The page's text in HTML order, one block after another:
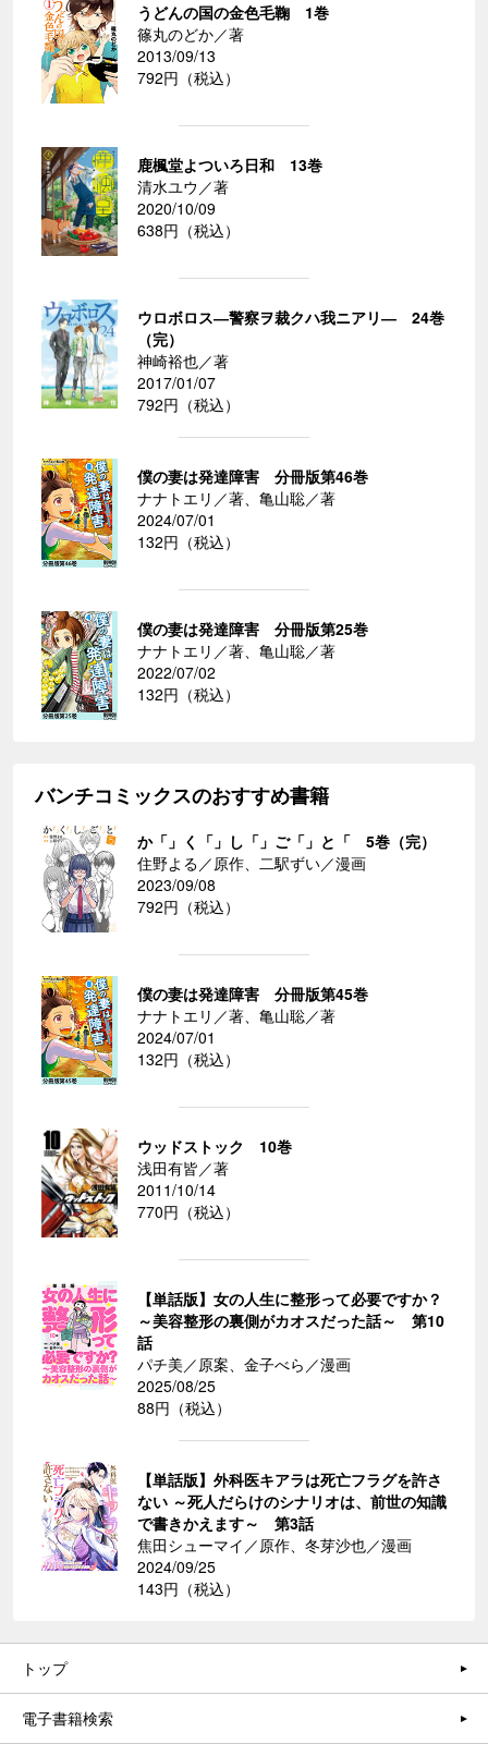
うどんの国の金色毛鞠 1巻
篠丸のどか／著
2013/09/13
792円（税込）
鹿楓堂よついろ日和 13巻
清水ユウ／著
2020/10/09
638円（税込）
ウロボロス―警察ヲ裁クハ我ニアリ― 24巻
（完）
神崎裕也／著
2017/01/07
792円（税込）
僕の妻は発達障害 分冊版第46巻
ナナトエリ／著、亀山聡／著
2024/07/01
132円（税込）
僕の妻は発達障害 分冊版第25巻
ナナトエリ／著、亀山聡／著
2022/07/02
132円（税込）
バンチコミックスのおすすめ書籍
か「」く「」し「」ご「」と「 5巻（完）
住野よる／原作、二駅ずい／漫画
2023/09/08
792円（税込）
僕の妻は発達障害 分冊版第45巻
ナナトエリ／著、亀山聡／著
2024/07/01
132円（税込）
ウッドストック 10巻
浅田有皆／著
2011/10/14
770円（税込）
【単話版】女の人生に整形って必要ですか？
～美容整形の裏側がカオスだった話～ 第10
話
パチ美／原案、金子べら／漫画
2025/08/25
88円（税込）
【単話版】外科医キアラは死亡フラグを許さ
ない ～死人だらけのシナリオは、前世の知識
で書きかえます～ 第3話
焦田シューマイ／原作、冬芽沙也／漫画
2024/09/25
143円（税込）
トップ
電子書籍検索